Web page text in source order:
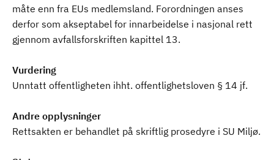
måte enn fra EUs medlemsland. Forordningen anses
derfor som akseptabel for innarbeidelse i nasjonal rett
gjennom avfallsforskriften kapittel 13.
Vurdering
Unntatt offentligheten ihht. offentlighetsloven § 14 jf.
Andre opplysninger
Rettsakten er behandlet på skriftlig prosedyre i SU Miljø.